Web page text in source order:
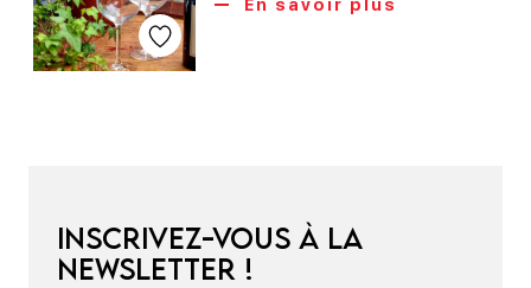
En savoir plus
Inscrivez-vous à la
newsletter !